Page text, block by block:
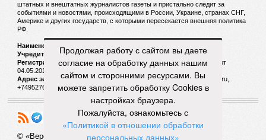
В Баварии полицейских оставили без штанов
Мексика разорвала дипотношения с
Продолжая работу с сайтом вы даете
согласие на обработку данных нашим
сайтом и сторонними ресурсами. Вы
можете запретить обработку Cookies в
настройках браузера.
Пожалуйста, ознакомьтесь с
«Политикой в отношении обработки
персональных данных»